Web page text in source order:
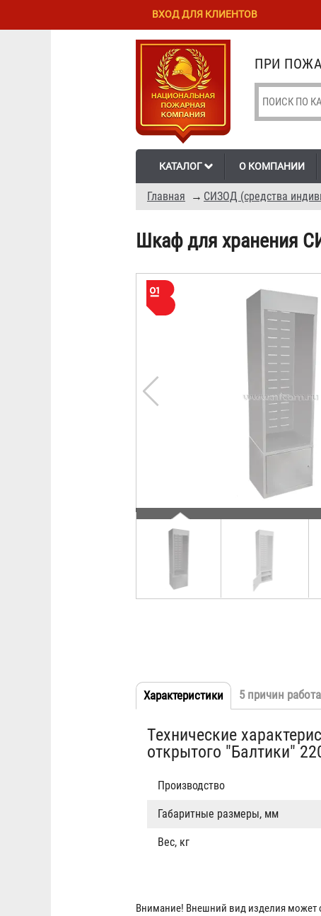
Перейти к
содержанию
Skip to
ПРИ
КАТАЛОГ О КОМПАНИИ
Главная → СИЗОД (средства
ВХОД ДЛЯ КЛИЕНТОВ
Шкаф для хранения
Табы
Характеристики (активная
5 причин
Технические
открытого "Балтики"
Производство
Габаритные размеры, мм
Вес, кг
Внимание! Внешний вид изделия может